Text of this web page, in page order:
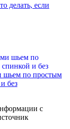
делать, если
шьем по простым
без
с